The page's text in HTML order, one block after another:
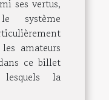
ses vertus,
système
amateurs
ce billet
la